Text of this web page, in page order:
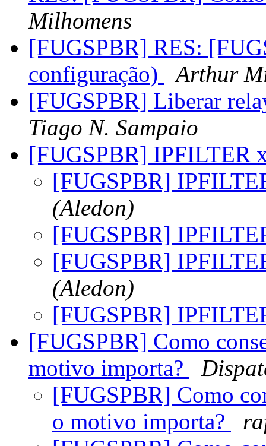
Milhomens
[FUGSPBR] RES:
configuração)
Arthur
[FUGSPBR] Liberar
Tiago N. Sampaio
[FUGSPBR] IPFILTER
[FUGSPBR]
(Aledon)
[FUGSPBR]
[FUGSPBR]
(Aledon)
[FUGSPBR]
[FUGSPBR] Como
motivo importa?
[FUGSPBR] Como
o motivo importa?